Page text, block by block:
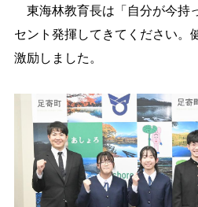
東海林教育長は「自分が今持
セント発揮してきてください。
激励しました。